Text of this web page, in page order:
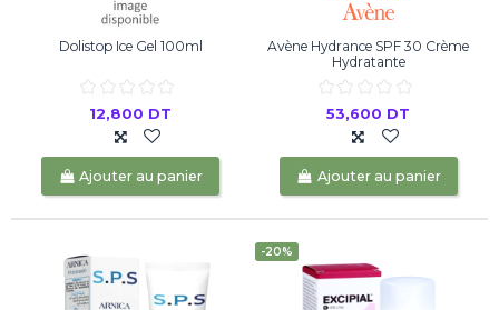
Dolistop Ice Gel 100ml
12,800 DT
Ajouter au panier
Avène Hydrance SPF 30 Crème
Hydratante
53,600 DT
Ajouter au panier
-20%